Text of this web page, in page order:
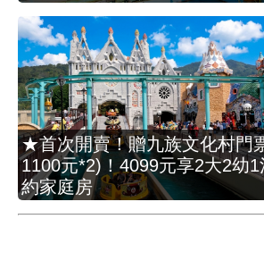
★首次開賣！贈九族文化村門
1100元*2)！4099元享2大2幼
約家庭房